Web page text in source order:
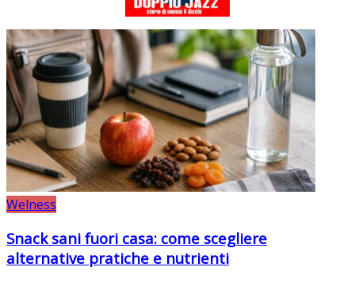
Welness
Snack sani fuori casa: come scegliere
alternative pratiche e nutrienti